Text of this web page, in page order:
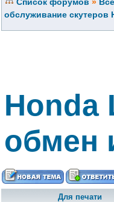
обслуживание скутеров
Honda
обмен
Для печати